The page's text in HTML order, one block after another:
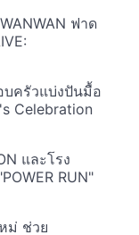
ฟาด
ครัวแบ่งปันมื้อ
Celebration
และโรง
RUN"
ม่ ช่วย